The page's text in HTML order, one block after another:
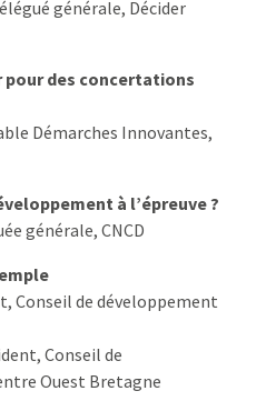
générale, Décider
pour des concertations
Démarches Innovantes,
à l’épreuve ?
générale, CNCD
Conseil de développement
Conseil de
Ouest Bretagne